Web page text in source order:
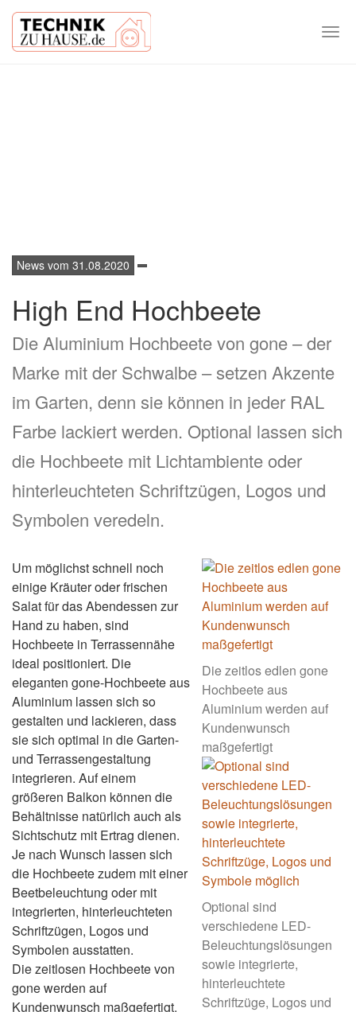
News vom 31.08.2020
High End Hochbeete
Die Aluminium Hochbeete von gone – der
Marke mit der Schwalbe – setzen Akzente
im Garten, denn sie können in jeder RAL
Farbe lackiert werden. Optional lassen sich
die Hochbeete mit Lichtambiente oder
hinterleuchteten Schriftzügen, Logos und
Symbolen veredeln.
Die zeitlos edlen gone
Hochbeete aus
Aluminium werden auf
Kundenwunsch
maßgefertigt
Optional sind
verschiedene LED-
Beleuchtungslösungen
sowie integrierte,
hinterleuchtete
Schriftzüge, Logos und
Um möglichst schnell noch
einige Kräuter oder frischen
Salat für das Abendessen zur
Hand zu haben, sind
Hochbeete in Terrassennähe
ideal positioniert. Die
eleganten gone-Hochbeete aus
Aluminium lassen sich so
gestalten und lackieren, dass
sie sich optimal in die Garten-
und Terrassengestaltung
integrieren. Auf einem
größeren Balkon können die
Behältnisse natürlich auch als
Sichtschutz mit Ertrag dienen.
Je nach Wunsch lassen sich
die Hochbeete zudem mit einer
Beetbeleuchtung oder mit
integrierten, hinterleuchteten
Schriftzügen, Logos und
Symbolen ausstatten.
Die zeitlosen Hochbeete von
gone werden auf
Kundenwunsch maßgefertigt.